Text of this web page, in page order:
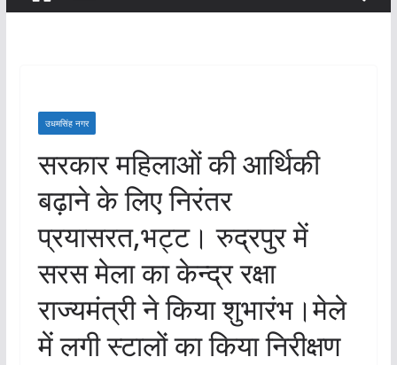
उधमसिंह नगर
सरकार महिलाओं की आर्थिकी
बढ़ाने के लिए निरंतर
प्रयासरत,भट्ट। रुद्रपुर में
सरस मेला का केन्द्र रक्षा
राज्यमंत्री ने किया शुभारंभ।मेले
में लगी स्टालों का किया निरीक्षण